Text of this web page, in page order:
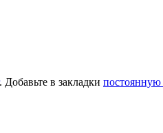
. Добавьте в закладки постоянную